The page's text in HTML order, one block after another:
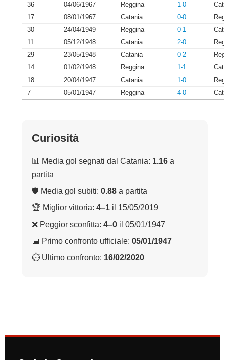
36
04/06/1967 Reggina 1-0
17
08/01/1967 Catania 0-0
30
24/04/1949 Reggina 0-1
11
05/12/1948 Catania 2-0
29
23/05/1948 Catania 0-2
14
01/02/1948 Reggina 1-1
18
20/04/1947 Catania 1-0
7
05/01/1947 Reggina 4-0
Curiosità
📊 Media gol segnati dal Catania: 1.16 a
partita
🛡 Media gol subiti: 0.88 a partita
🏆 Miglior vittoria: 4–1 il 15/05/2019
❌ Peggior sconfitta: 4–0 il 05/01/1947
📅 Primo confronto ufficiale: 05/01/1947
⏱ Ultimo confronto: 16/02/2020